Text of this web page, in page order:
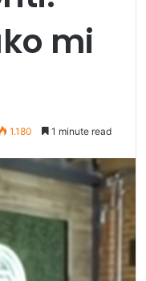
mi
1.180 1 minute read